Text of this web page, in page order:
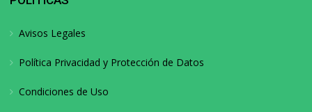
Avisos Legales
Política Privacidad y Protección de Datos
Condiciones de Uso